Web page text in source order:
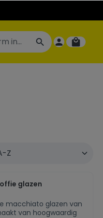
glazen
macchiato glazen van
van hoogwaardig